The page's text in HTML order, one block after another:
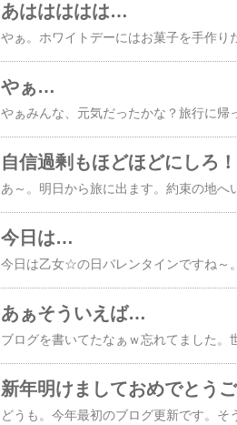
あははははは…
やぁ…
自信過剰もほどほどにしろ
今日は…
あぁそういえば…
新年明けましておめでとう